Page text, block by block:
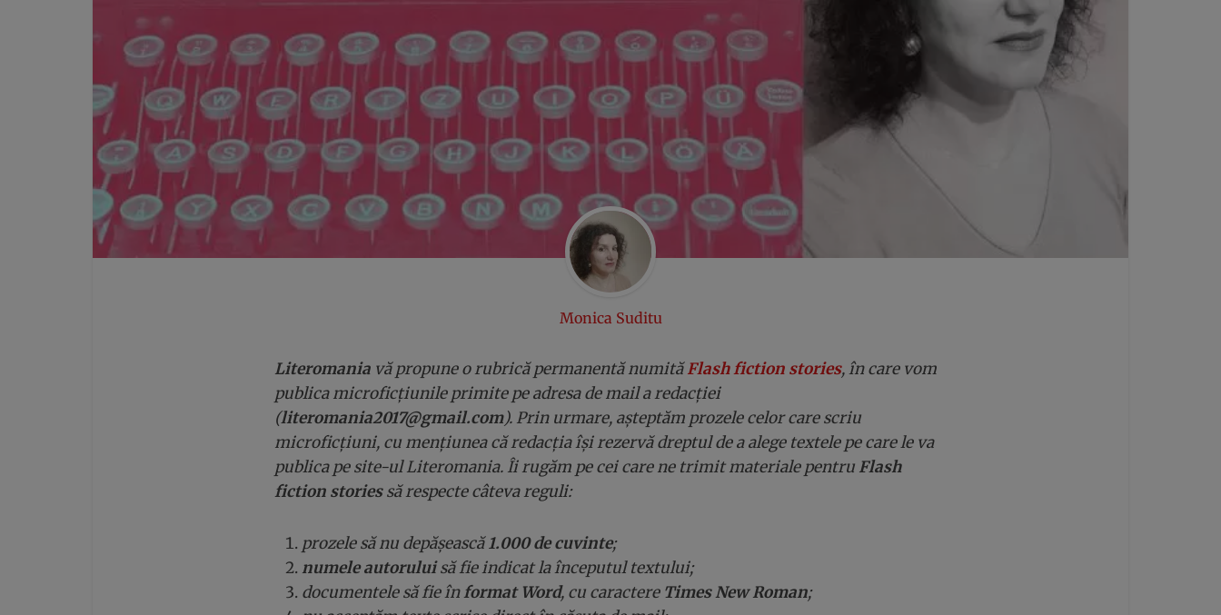
Monica Suditu
Literomania vă propune o rubrică permanentă numită Flash fiction stories, în care vom
publica microficțiunile primite pe adresa de mail a redacției
(literomania2017@gmail.com). Prin urmare, așteptăm prozele celor care scriu
microficțiuni, cu mențiunea că redacția își rezervă dreptul de a alege textele pe care le va
publica pe site-ul Literomania. Îi rugăm pe cei care ne trimit materiale pentru Flash
fiction storiessă respecte câteva reguli:
prozele să nu depășească1.000 de cuvinte;
numele autoruluisă fie indicat la începutul textului;
documentele să fie înformat Word, cu caractere Times New Roman;